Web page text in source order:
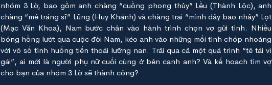
nhóm 3 Lờ, bao gồm anh chàng “cuồng phong thủy” Lều (Thành Lộc), anh
chàng “mê tráng sĩ” Lũng (Huy Khánh) và chàng trai “mình dây bao nhây” Lọt
(Mạc Văn Khoa), Nam bước chân vào hành trình chọn vợ gửi tình. Nhiều
bóng hồng lướt qua cuộc đời Nam, kéo anh vào những mối tình chớp nhoáng
với vô số tình huống tiến thoái lưỡng nan. Trải qua cả một quá trình “tê tái vì
gái”, ai mới là người phụ nữ cuối cùng ở bên cạnh anh? Và kế hoạch tìm vợ
cho bạn của nhóm 3 Lờ sẽ thành công?